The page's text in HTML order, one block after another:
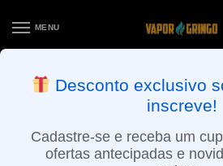
MENU
ENTREGA NO MESMO DIA EM SÃO
APROVADOS ATÉ 15:30
Desconto exclusivo
inscreve!
Cadastre-se e receba um
ofertas antecipadas e